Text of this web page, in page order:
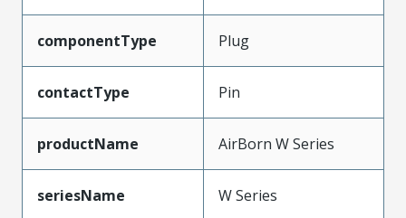
componentType Plug
contactType Pin
productName AirBorn W Series
seriesName W Series